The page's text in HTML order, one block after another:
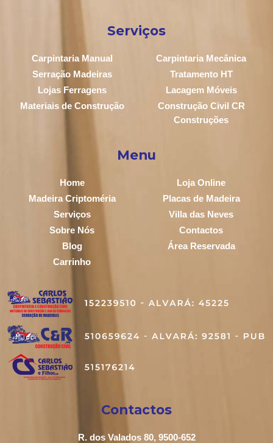
Serviços
Carpintaria Manual
Carpintaria Mecânica
Serração Madeiras
Tratamento HT
Lojas Ferragens
Lacagem Móveis
Materiais de Construção
Construção Civil CR
Construções
Menu
Home
Loja Online
Madeira Criptoméria
Placas de Madeira
Serviços
Villa das Neves
Sobre Nós
Contactos
Blog
Área Reservada
Carrinho
Contactos
R. dos Valados 80, 9500-652